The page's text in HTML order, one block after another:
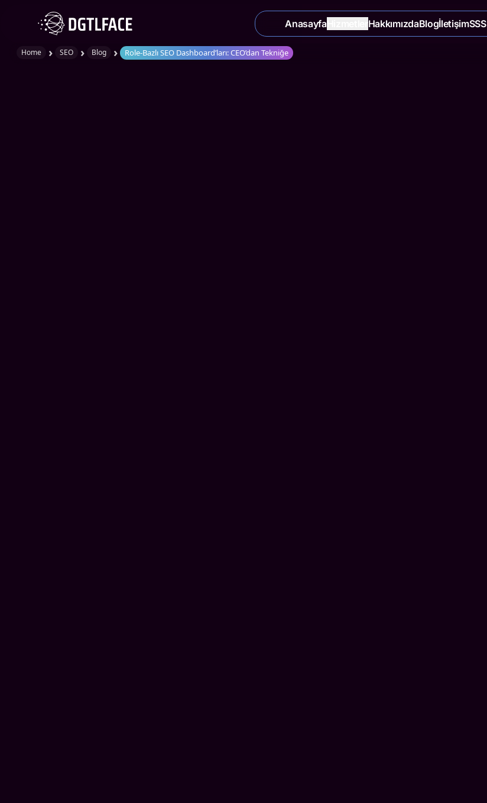
AnasayfaHizmetler HakkımızdaBlogİletişimSSS
Home › SEO › Blog › Role-Bazlı SEO Dashboard’ları: CEO’dan Tekniğe